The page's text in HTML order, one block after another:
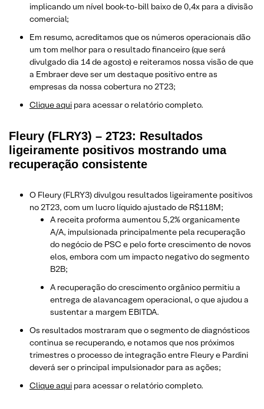
implicando um nível book-to-bill baixo de 0,4x para a divisão
comercial;
Em resumo, acreditamos que os números operacionais dão
um tom melhor para o resultado financeiro (que será
divulgado dia 14 de agosto) e reiteramos nossa visão de que
a Embraer deve ser um destaque positivo entre as
empresas da nossa cobertura no 2T23;
Clique aqui para acessar o relatório completo.
Fleury (FLRY3) – 2T23: Resultados
ligeiramente positivos mostrando uma
recuperação consistente
O Fleury (FLRY3) divulgou resultados ligeiramente positivos
no 2T23, com um lucro líquido ajustado de R$118M;
A receita proforma aumentou 5,2% organicamente
A/A, impulsionada principalmente pela recuperação
do negócio de PSC e pelo forte crescimento de novos
elos, embora com um impacto negativo do segmento
B2B;
A recuperação do crescimento orgânico permitiu a
entrega de alavancagem operacional, o que ajudou a
sustentar a margem EBITDA.
Os resultados mostraram que o segmento de diagnósticos
continua se recuperando, e notamos que nos próximos
trimestres o processo de integração entre Fleury e Pardini
deverá ser o principal impulsionador para as ações;
Clique aqui para acessar o relatório completo.